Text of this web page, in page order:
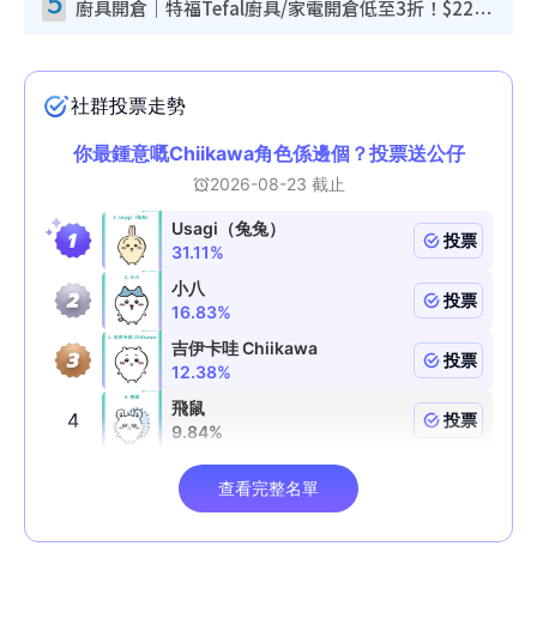
廚具開倉｜特福Tefal廚具/家電開倉低至3折！$220起買平底鍋/炒鑊/湯煲！電飯煲/吸塵機/燙斗$418起